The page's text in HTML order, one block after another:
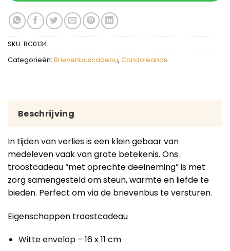
SKU: BC0134
Categorieën: Brievenbuscadeau, Condoleance
Beschrijving
In tijden van verlies is een klein gebaar van
medeleven vaak van grote betekenis. Ons
troostcadeau “met oprechte deelneming” is met
zorg samengesteld om steun, warmte en liefde te
bieden. Perfect om via de brievenbus te versturen.
Eigenschappen troostcadeau
Witte envelop – 16 x 11 cm